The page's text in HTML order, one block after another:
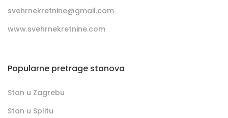
svehrnekretnine@gmail.com
www.svehrnekretnine.com
Popularne pretrage stanova
Stan u Zagrebu
Stan u Splitu